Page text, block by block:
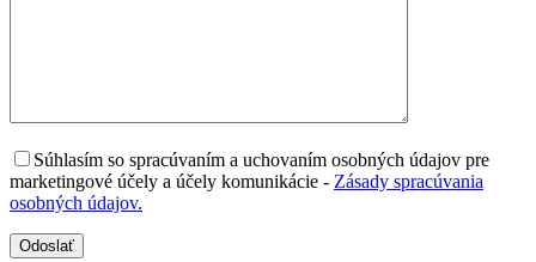
Súhlasím so spracúvaním a uchovaním osobných údajov pre
marketingové účely a účely komunikácie - Zásady spracúvania
osobných údajov.